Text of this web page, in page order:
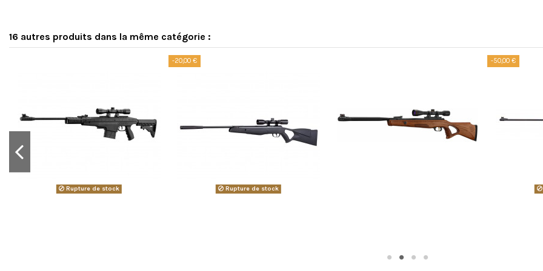
16 autres produits dans la même catégorie :
Rupture de stock
-20,00 €
Rupture de stock
-50,00 €